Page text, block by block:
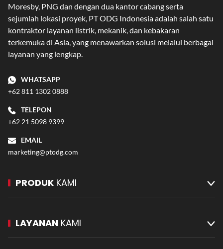
Moresby, PNG dan dengan dua kantor cabang serta
sejumlah lokasi proyek, PT ODG Indonesia adalah salah satu
kontraktor layanan listrik, mekanik, dan kebakaran
terkemuka di Asia, yang menawarkan solusi melalui berbagai
layanan yang lengkap.
WHATSAPP
+62 811 1302 0888
TELEPON
+62 21 5098 9399
EMAIL
marketing@ptodg.com
PRODUK KAMI
LAYANAN KAMI